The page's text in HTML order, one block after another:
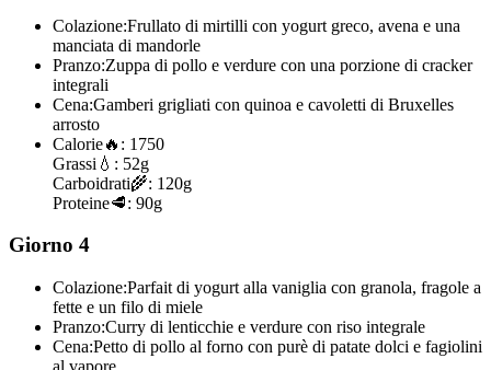
Colazione:Frullato di mirtilli con yogurt greco, avena e una
manciata di mandorle
Pranzo:Zuppa di pollo e verdure con una porzione di cracker
integrali
Cena:Gamberi grigliati con quinoa e cavoletti di Bruxelles
arrosto
Calorie🔥: 1750
Grassi 💧: 52g
Carboidrati🌾: 120g
Proteine🥩: 90g
Giorno 4
Colazione:Parfait di yogurt alla vaniglia con granola, fragole a
fette e un filo di miele
Pranzo:Curry di lenticchie e verdure con riso integrale
Cena:Petto di pollo al forno con purè di patate dolci e fagiolini
al vapore